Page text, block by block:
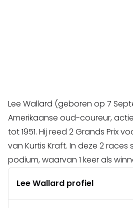
Lee Wallard (geboren op 7
Amerikaanse oud-coureur,
tot 1951. Hij reed 2 Grands Prix
van Kurtis Kraft. In deze 2 races
podium, waarvan 1 keer als
Lee Wallard profiel